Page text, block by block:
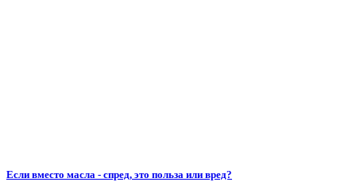
Если вместо масла - спред, это польза или вред?